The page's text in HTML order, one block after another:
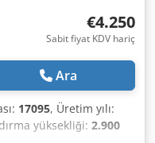
€4.250
Sabit fiyat KDV hariç
Ara
17095, Üretim yılı:
yüksekliği: 2.900